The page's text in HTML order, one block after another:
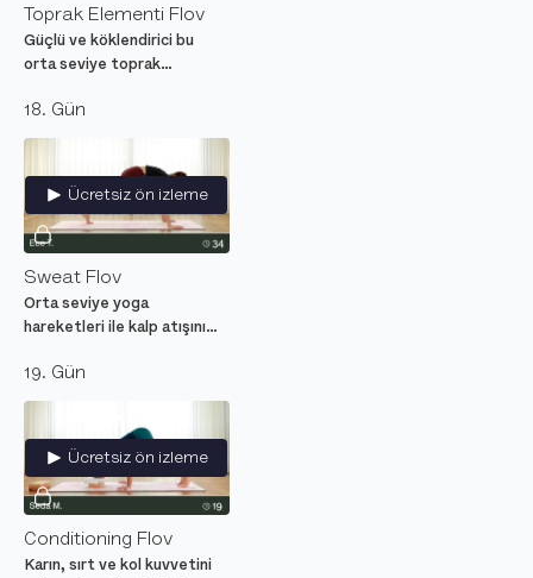
Toprak Elementi Flov
Güçlü ve köklendirici bu
orta seviye toprak
aidiyet hissini güçlendir ve
köklenmeyi hisset.
18. Gün
Ücretsiz ön izleme
Sweat Flov
Orta seviye yoga
hareketleri ile kalp atışını
matında oynayarak ter at.
19. Gün
Ücretsiz ön izleme
Conditioning Flov
Karın, sırt ve kol kuvvetini